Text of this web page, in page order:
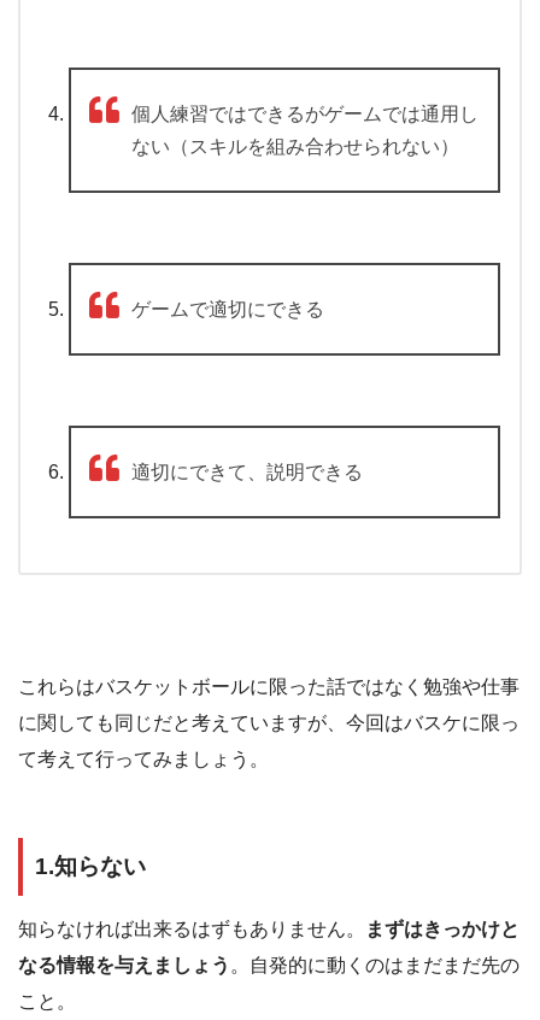
個人練習ではできるがゲームでは通用し
ない（スキルを組み合わせられない）
ゲームで適切にできる
適切にできて、説明できる
これらはバスケットボールに限った話ではなく勉強や仕事
に関しても同じだと考えていますが、今回はバスケに限っ
て考えて行ってみましょう。
1.知らない
知らなければ出来るはずもありません。
まずはきっかけと
なる情報を与えましょう 。自発的に動くのはまだまだ先の
こと。